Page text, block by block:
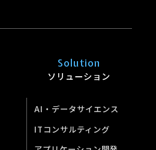
Solution
ソリューション
AI・データサイエンス
ITコンサルティング